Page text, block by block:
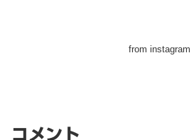
from instagram
コメント